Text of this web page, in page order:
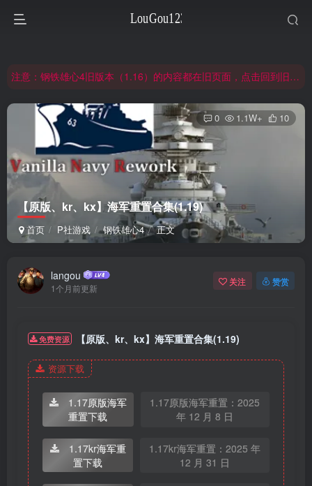
非常抱歉，节假日晚上服务器爆满，建议避开高峰时段访问。
注意：钢铁雄心4旧版本（1.16）的内容都在旧页面，点击回到旧版页面前往，网址：3yc.top
非常抱歉，节假日晚上服务器爆满，建议避开高峰时段访问。
网站合并公告：旧网页langou123.com的内容将搬迁到本页面，本页面后续可通过langou123.com和www.langou123.com访问。旧网页可通过3yc.top访问。
【原版、kr、kx】海军重置合集(1.19)
首页 P社游戏 钢铁雄心4 正文
0 1.1W+ 10
langou
1个月前更新
关注 赞赏
免费资源 【原版、kr、kx】海军重置合集(1.19)
资源下载
1.17原版海军
重置下载
1.17原版海军重置：2025
年 12 月 8 日
1.17kr海军重
置下载
1.17kr海军重置：2025 年
12 月 31 日